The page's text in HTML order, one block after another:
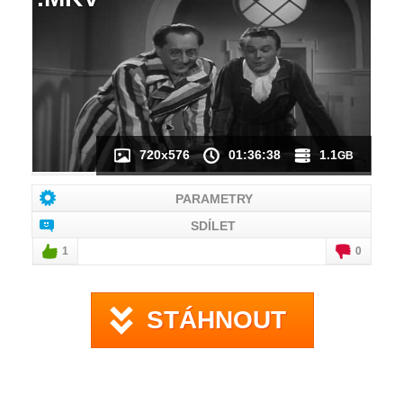
NÁHLED VIDEA
NENÍ K DISPOZICI
720x576 01:36:38 1.1GB
PARAMETRY
SDÍLET
1 0
STÁHNOUT